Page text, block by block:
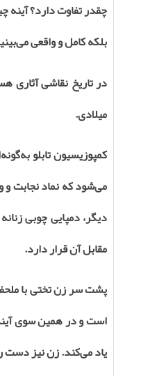
چقدر تفاوت دارد؟ آینه
بلکه کامل و واقعی
در تاریخ نقاشی آثاری
میلادی.
کمپوزیسیون تابلو
می‌شود که نماد نجابت
دیگر، دمپایی چوبی
مقابل آن قرار دارد.
پشت سر زن تختی با
است و در همین سوی
یاد می‌کند. زن نیز